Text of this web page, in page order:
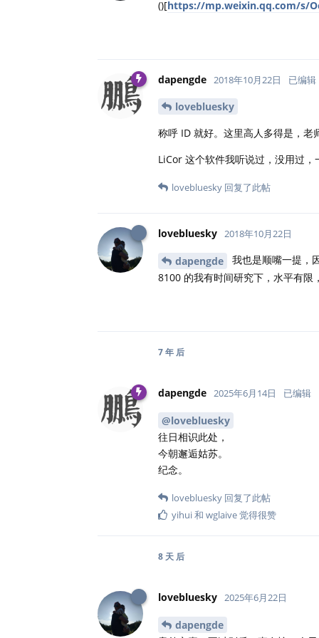
()[https://mp.weixin.qq.com/s/
dapengde 2018年10月22日 已编辑
lovebluesky
称呼 ID 就好。这里高人多得是，老
LiCor 这个软件我听说过，没用过
lovebluesky 回复了此帖
lovebluesky 2018年10月22日
dapengde
我也是顺嘴一提，
8100 的我有时间研究下，水平有限
7 年 后
dapengde 2025年6月14日 已编辑
@lovebluesky
往日相识此处，
今朝邂逅姑苏。
纪念。
lovebluesky 回复了此帖
yihui和 wglaive觉得很赞
8 天 后
lovebluesky 2025年6月22日
dapengde